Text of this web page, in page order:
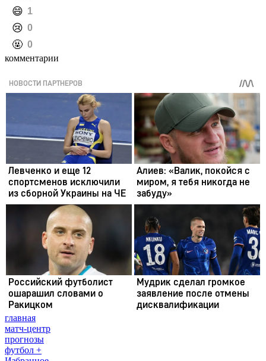
️😄 1
️😢 0
️🤬 0
комментарии
главная
матч-центр
прогнозы
футбол +